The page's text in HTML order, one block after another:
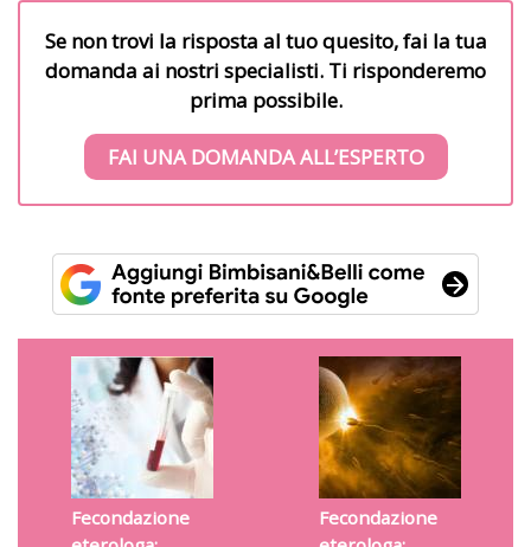
Se non trovi la risposta al tuo quesito, fai la tua
domanda ai nostri specialisti. Ti risponderemo
prima possibile.
FAI UNA DOMANDA ALL’ESPERTO
Fecondazione
Fecondazione